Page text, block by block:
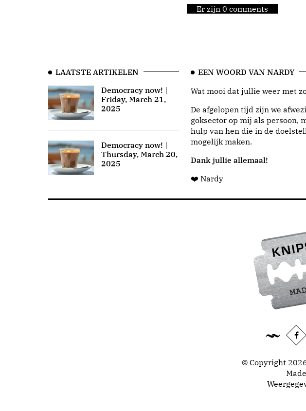
Er zijn 0 comments
LAATSTE ARTIKELEN
Democracy now! |
Friday, March 21,
2025
Democracy now! |
Thursday, March 20,
2025
EEN WOORD VAN NARDY
Wat mooi dat jullie weer met
De afgelopen tijd zijn we
goksector op mij als persoon,
hulp van hen die in de
mogelijk maken.
Dank jullie allemaal!
❤️ Nardy
© Copyright